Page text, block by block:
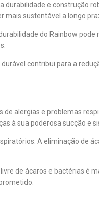
durabilidade e construção
mais sustentável a longo
do Rainbow
contribui para a
de alergias e problemas
à sua poderosa sucção e
A eliminação de
de ácaros e bactérias é